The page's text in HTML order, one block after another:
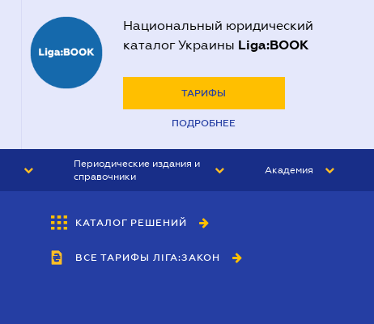
Национальный юридический
каталог Украины Liga:BOOK
ТАРИФЫ
ПОДРОБНЕЕ
Периодические издания и
справочники
БУХГАЛТЕР&ЗАКОН
ВЕСТНИК МСФО
Академия
КАТАЛОГ РЕШЕНИЙ
ВСЕ ТАРИФЫ ЛІГА:ЗАКОН